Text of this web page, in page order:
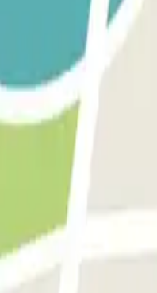
y salir una única vez al
uso de toda la red de